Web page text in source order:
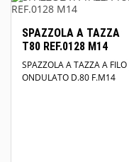
SPAZZOLA A TAZZA
T80 REF.0128 M14
SPAZZOLA A TAZZA A FILO
ONDULATO D.80 F.M14